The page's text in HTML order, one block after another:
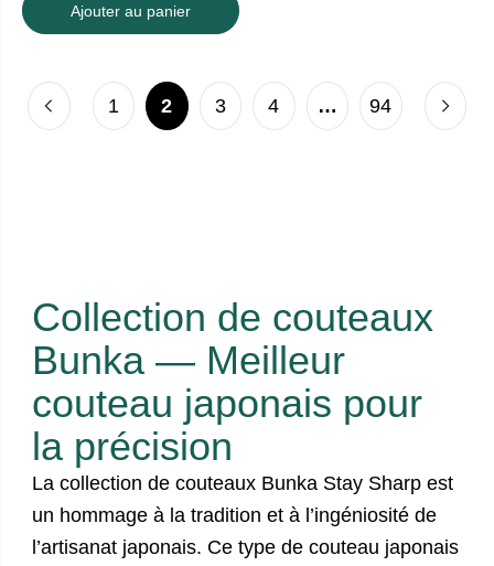
Ajouter au panier
1 2 3 4 … 94
Collection de couteaux
Bunka — Meilleur
couteau japonais pour
la précision
La collection de couteaux Bunka Stay Sharpest
un hommage à la tradition et à l’ingéniosité de
l’artisanat japonais. Ce type de couteau japonais